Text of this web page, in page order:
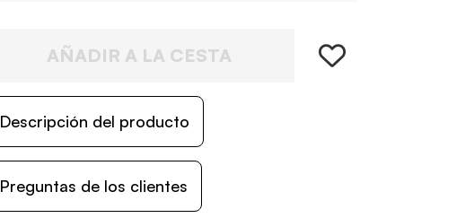
AÑADIR A LA CESTA
Descripción del producto
Preguntas de los clientes